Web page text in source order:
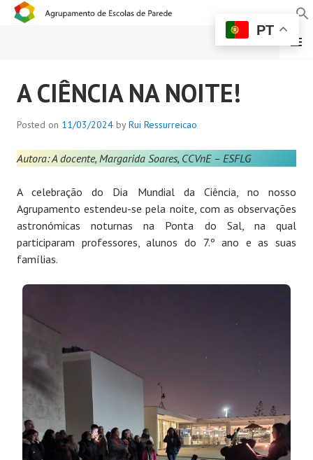
AGRUPAMENTO DE
ESCOLAS DE PAREDE
MENU
A CIÊNCIA NA NOITE!
Posted on 11/03/2024 byRui Ressurreicao
Autora: A docente, Margarida Soares, CCVnE – ESFLG
A celebração do Dia Mundial da Ciência, no nosso
Agrupamento estendeu-se pela noite, com as observações
astronómicas noturnas na Ponta do Sal, na qual
participaram professores, alunos do 7.º ano e as suas
famílias.
PT